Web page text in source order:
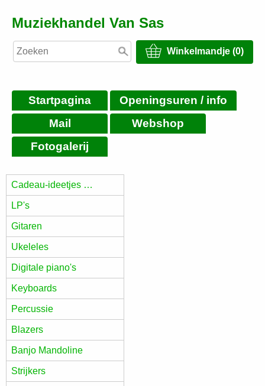
Muziekhandel Van Sas
Winkelmandje (0)
Startpagina
Openingsuren / info
Mail
Webshop
Fotogalerij
Cadeau-ideetjes …
LP's
Gitaren
Ukeleles
Digitale piano's
Keyboards
Percussie
Blazers
Banjo Mandoline
Strijkers